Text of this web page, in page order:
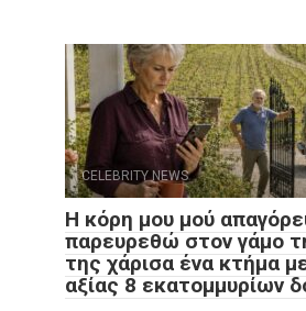
CELEBRITY NEWS
Η κόρη μου μού
παρευρεθώ στον γάμο
της χάρισα ένα κτήμα
αξίας 8 εκατομμυρίων